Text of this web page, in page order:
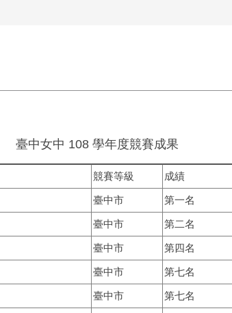
臺中女中 108 學年度競賽成果
競賽等級 成績
臺中市 第一名
臺中市 第二名
臺中市 第四名
臺中市 第七名
臺中市 第七名